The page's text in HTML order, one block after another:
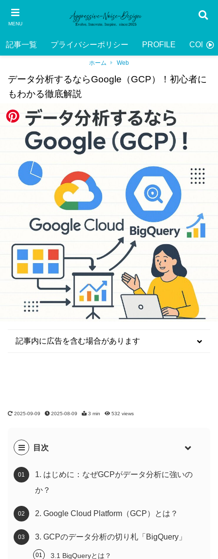
MENU
記事一覧 プライバシーポリシー PROFILE
ホーム Web
データ分析するならGoogle（GCP）！初心者に
もわかる徹底解説
2025-09-09 2025-08-09 3 min 532 views
記事内に広告を含む場合があります
目次
1. はじめに：なぜGCPがデータ分析に強いの
か？
2. Google Cloud Platform（GCP）とは？
3. GCPのデータ分析の切り札「BigQuery」
3.1 BigQueryとは？